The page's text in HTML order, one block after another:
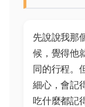
先說說我那
候，覺得他
同的行程。
細心，會記
吃什麼都記